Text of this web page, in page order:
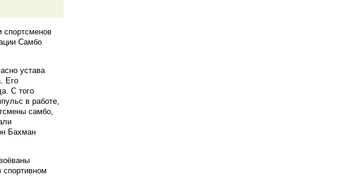
спортсменов
Самбо
устава
Его
С того
в работе,
самбо,
Бахман